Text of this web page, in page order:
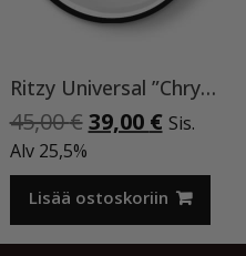
Ritzy Universal ”Chrystal clear” 50 ml TPO vapaa
45,00€ Alkuperäinen
oli:
45,00 €.
39,00 €Nykyinen
on:
39,00 €.
Sis.
Alv 25,5%
Lisää ostoskoriin